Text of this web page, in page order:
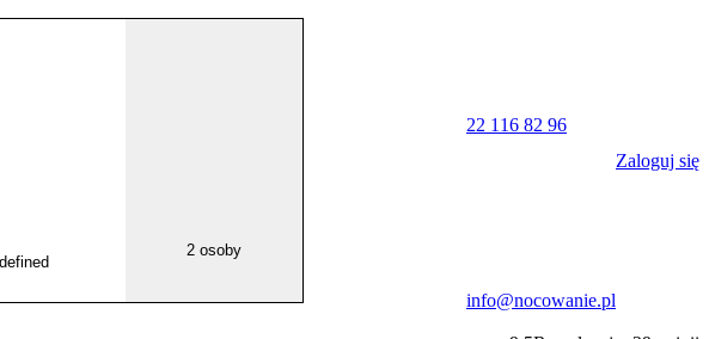
2 osoby
22 116 82 96
info@nocowanie.pl
Zaloguj się